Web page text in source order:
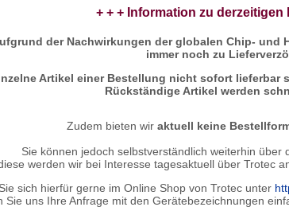
+ + + Information zu
der Nachwirkungen der globalen Chip- und
immer noch zu
Artikel einer Bestellung nicht sofort lieferbar
Rückständige Artikel werden
Zudem bieten wir aktuell keine
Sie können jedoch selbstverständlich weiterhin über
werden wir bei Interesse tagesaktuell über Trotec
sich hierfür gerne im Online Shop von Trotec unter
Sie uns Ihre Anfrage mit den Gerätebezeichnungen